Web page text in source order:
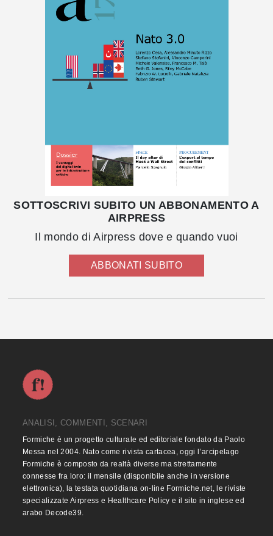
SOTTOSCRIVI SUBITO UN ABBONAMENTO A
AIRPRESS
Il mondo di Airpress dove e quando vuoi
ABBONATI SUBITO
ANALISI, COMMENTI, SCENARI
Formiche è un progetto culturale ed editoriale fondato da Paolo
Messa nel 2004. Nato come rivista cartacea, oggi l’arcipelago
Formiche è composto da realtà diverse ma strettamente
connesse fra loro: il mensile (disponibile anche in versione
elettronica), la testata quotidiana on-line Formiche.net, le riviste
specializzate Airpress e Healthcare Policy e il sito in inglese ed
arabo Decode39.